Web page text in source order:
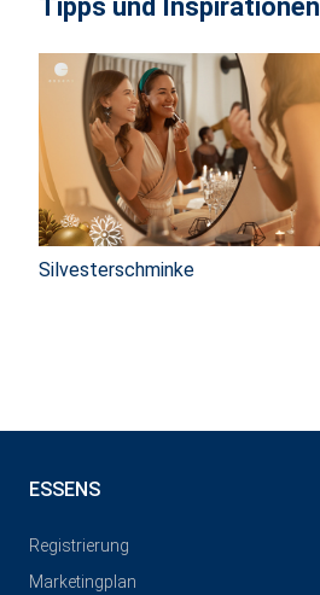
Tipps und Inspirationen
Silvesterschminke
ESSENS
Registrierung
Marketingplan